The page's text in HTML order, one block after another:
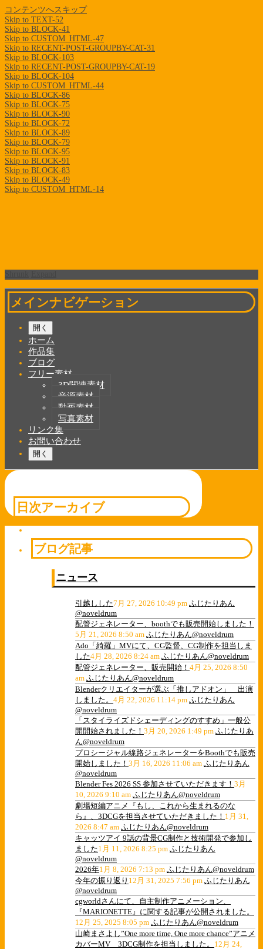
コンテンツへスキップ
Skip to TEXT-52
Skip to BLOCK-41
Skip to CUSTOM_HTML-47
Skip to RECENT-POST-GROUPBY-CAT-31
Skip to BLOCK-103
Skip to RECENT-POST-GROUPBY-CAT-19
Skip to BLOCK-104
Skip to CUSTOM_HTML-44
Skip to BLOCK-86
Skip to BLOCK-75
Skip to BLOCK-90
Skip to BLOCK-72
Skip to BLOCK-89
Skip to BLOCK-79
Skip to BLOCK-95
Skip to BLOCK-91
Skip to BLOCK-83
Skip to BLOCK-49
Skip to CUSTOM_HTML-14
メインナビゲーション
開く
ホーム
作品集
ブログ
フリー素材
3D関連素材
音源素材
動画素材
写真素材
リンク集
お問い合わせ
開く
日次アーカイブ
ブログ記事
ニュース
引越しした7月 27, 2026 10:49 pm ふじたりあん
@noveldrum
配管ジェネレーター、boothでも販売開始しました！
5月 21, 2026 8:50 am ふじたりあん@noveldrum
Ado「綺羅」MVにて、CG監督、CG制作を担当しま
した4月 28, 2026 8:24 am ふじたりあん@noveldrum
配管ジェネレーター、販売開始！ 4月 25, 2026 8:50
am ふじたりあん@noveldrum
Blenderクリエイターが選ぶ「推しアドオン」 出演
しました。 4月 22, 2026 11:14 pm ふじたりあん
@noveldrum
「スタイライズドシェーディングのすすめ」一般公
開開始されました！ 3月 20, 2026 1:49 pm ふじたりあ
ん@noveldrum
プロシージャル線路ジェネレーターをBoothでも販売
開始しました！ 3月 16, 2026 11:06 am ふじたりあん
@noveldrum
Blender Fes 2026 SS 参加させていただきます！ 3月
10, 2026 9:10 am ふじたりあん@noveldrum
劇場短編アニメ『もし、これから生まれるのな
ら』、3DCGを担当させていただきました！ 1月 31,
2026 8:47 am ふじたりあん@noveldrum
キャッツアイ 9話の背景CG制作と技術開発で参加し
ました1月 11, 2026 8:25 pm ふじたりあん
@noveldrum
2026年1月 8, 2026 7:13 pm ふじたりあん@noveldrum
今年の振り返り 12月 31, 2025 7:56 pm ふじたりあん
@noveldrum
cgworldさんにて、自主制作アニメーション、
『MARIONETTE』に関する記事が公開されました。
12月 25, 2025 8:05 pm ふじたりあん@noveldrum
山崎まさよし”One more time, One more chance”アニメ
カバーMV 3DCG制作を担当しました。 12月 24,